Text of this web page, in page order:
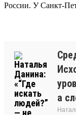
России. У Санкт-
а